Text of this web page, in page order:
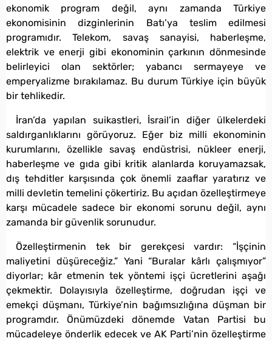
ekonomik program değil, aynı zamanda Türkiye
ekonomisinin dizginlerinin Batı’ya teslim edilmesi
programıdır. Telekom, savaş sanayisi, haberleşme,
elektrik ve enerji gibi ekonominin çarkının dönmesinde
belirleyici olan sektörler; yabancı sermayeye ve
emperyalizme bırakılamaz. Bu durum Türkiye için büyük
bir tehlikedir.
İran’da yapılan suikastleri, İsrail’in diğer ülkelerdeki
saldırganlıklarını görüyoruz. Eğer biz milli ekonominin
kurumlarını, özellikle savaş endüstrisi, nükleer enerji,
haberleşme ve gıda gibi kritik alanlarda koruyamazsak,
dış tehditler karşısında çok önemli zaaflar yaratırız ve
milli devletin temelini çökertiriz. Bu açıdan özelleştirmeye
karşı mücadele sadece bir ekonomi sorunu değil, aynı
zamanda bir güvenlik sorunudur.
Özelleştirmenin tek bir gerekçesi vardır: “İşçinin
maliyetini düşüreceğiz.” Yani “Buralar kârlı çalışmıyor”
diyorlar; kâr etmenin tek yöntemi işçi ücretlerini aşağı
çekmektir. Dolayısıyla özelleştirme, doğrudan işçi ve
emekçi düşmanı, Türkiye’nin bağımsızlığına düşman bir
programdır. Önümüzdeki dönemde Vatan Partisi bu
mücadeleye önderlik edecek ve AK Parti’nin özelleştirme